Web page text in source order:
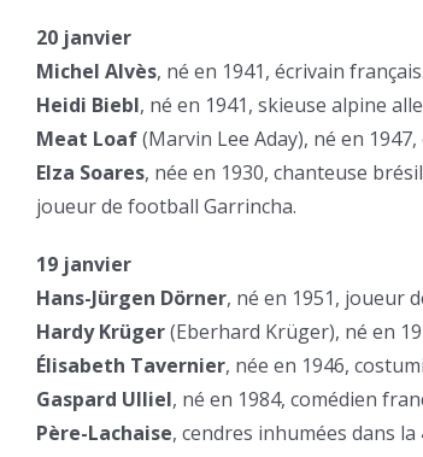
20 janvier
Michel Alvès, né en 1941, écrivain français.
Heidi Biebl, né en 1941, skieuse alpine
Meat Loaf(Marvin Lee Aday), né en
Elza Soares, née en 1930, chanteuse
joueur de football Garrincha.
19 janvier
Hans-Jürgen Dörner, né en 1951, joueur
Hardy Krüger(Eberhard Krüger), né en
Élisabeth Tavernier, née en 1946,
Gaspard Ulliel, né en 1984, comédien
Père-Lachaise, cendres inhumées dans la